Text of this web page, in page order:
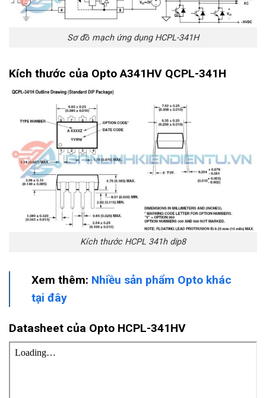
Sơ đồ mạch ứng dụng HCPL-341H
Kích thước của Opto A341HV QCPL-341H
Kích thước HCPL 341h dip8
Xem thêm: Nhiều sản phẩm Opto khác
tại đây
Datasheet của Opto HCPL-341HV